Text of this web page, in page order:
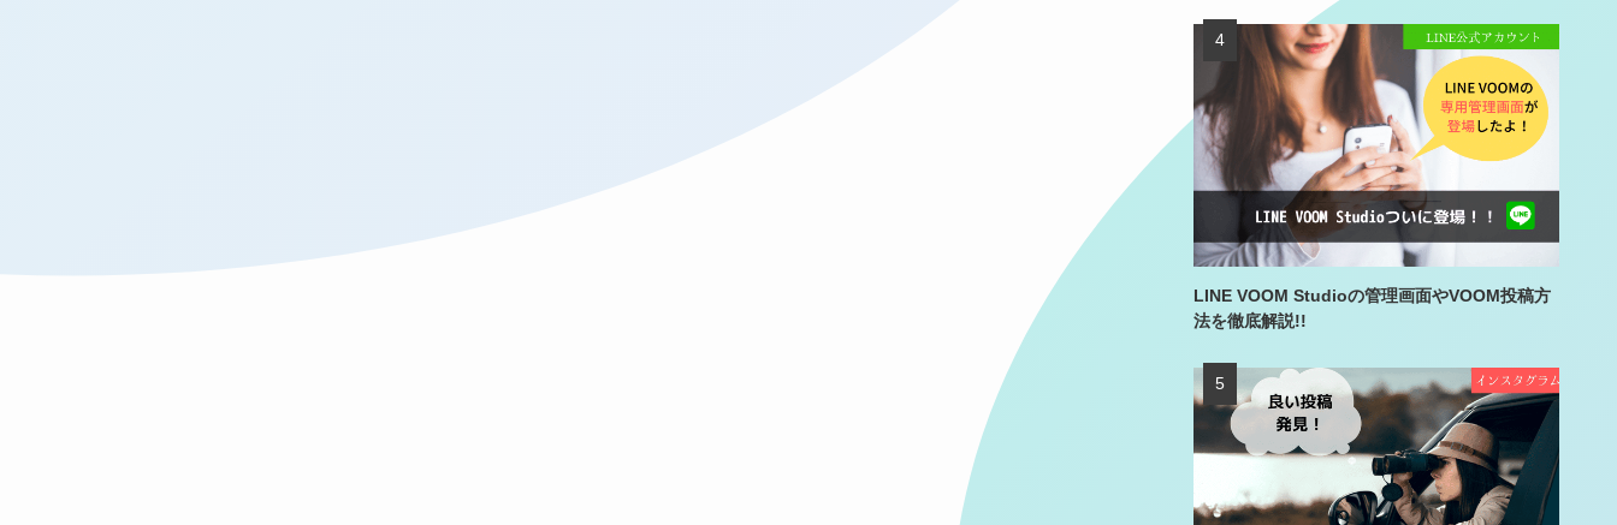
お仕事やその他お問い合わせについては
専用フォームよりご連絡ください。
メールで問い合わせ →
LINE VOOM Studioの管理画面やVOOM投稿方
法を徹底解説!!